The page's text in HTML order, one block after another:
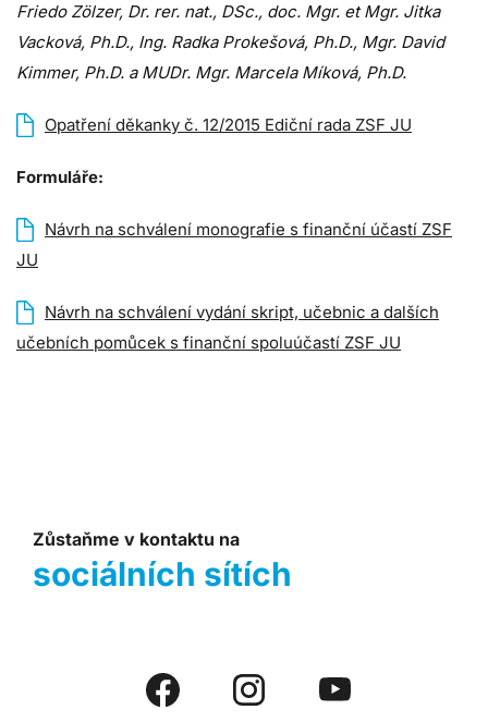
Friedo Zölzer, Dr. rer. nat., DSc., doc. Mgr. et Mgr. Jitka
Vacková, Ph.D., Ing. Radka Prokešová, Ph.D., Mgr. David
Kimmer, Ph.D. a MUDr. Mgr. Marcela Míková, Ph.D.
Opatření děkanky č. 12/2015 Ediční rada ZSF JU
Formuláře:
Návrh na schválení monografie s finanční účastí ZSF
JU
Návrh na schválení vydání skript, učebnic a dalších
učebních pomůcek s finanční spoluúčastí ZSF JU
Zůstaňme v kontaktu na
sociálních sítích